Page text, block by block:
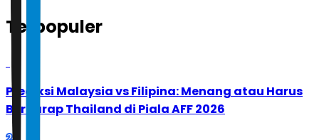
Terpopuler
Prediksi Malaysia vs Filipina: Menang atau Harus
Berharap Thailand di Piala AFF 2026